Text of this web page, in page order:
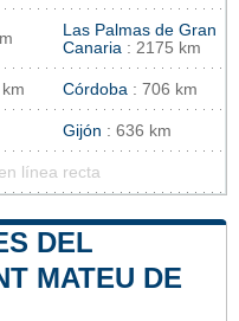
Las Palmas de Gran
Canaria : 2175 km
Córdoba : 706 km
Gijón : 636 km
línea recta
DEL
MATEU DE